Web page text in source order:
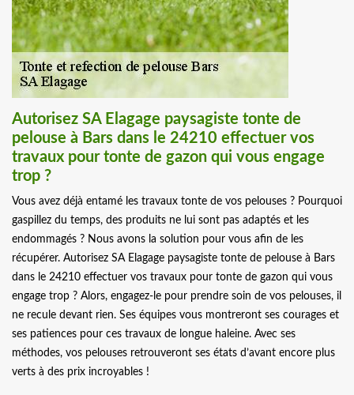
Autorisez SA Elagage paysagiste tonte de
pelouse à Bars dans le 24210 effectuer vos
travaux pour tonte de gazon qui vous engage
trop ?
Vous avez déjà entamé les travaux tonte de vos pelouses ? Pourquoi
gaspillez du temps, des produits ne lui sont pas adaptés et les
endommagés ? Nous avons la solution pour vous afin de les
récupérer. Autorisez SA Elagage paysagiste tonte de pelouse à Bars
dans le 24210 effectuer vos travaux pour tonte de gazon qui vous
engage trop ? Alors, engagez-le pour prendre soin de vos pelouses, il
ne recule devant rien. Ses équipes vous montreront ses courages et
ses patiences pour ces travaux de longue haleine. Avec ses
méthodes, vos pelouses retrouveront ses états d’avant encore plus
verts à des prix incroyables !